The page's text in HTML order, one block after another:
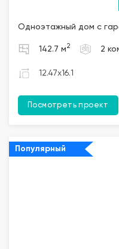
Одноэтажный дом с
142.7 м 2 2
12.47x16.1
Посмотреть проект
Популярный